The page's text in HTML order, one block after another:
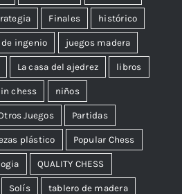
Finales histórico
ingenio juegos madera
La casa del ajedrez libros
in chess niños
Juegos Partidas
plástico Popular Chess
QUALITY CHESS
Solís tablero de madera